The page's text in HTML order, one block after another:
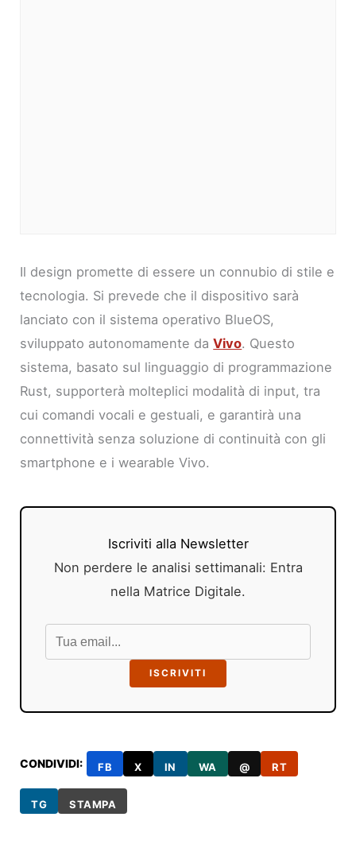
Il design promette di essere un connubio di stile e
tecnologia. Si prevede che il dispositivo sarà
lanciato con il sistema operativo BlueOS,
sviluppato autonomamente daVivo. Questo
sistema, basato sul linguaggio di programmazione
Rust, supporterà molteplici modalità di input, tra
cui comandi vocali e gestuali, e garantirà una
connettività senza soluzione di continuità con gli
smartphone e i wearable Vivo.
Iscriviti alla Newsletter
Non perdere le analisi settimanali: Entra
nella Matrice Digitale.
ISCRIVITI
CONDIVIDI: FB X IN WA @ RT
TG STAMPA